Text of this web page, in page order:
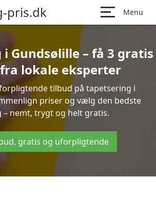
pris.dk Menu
Gundsølille – få 3 gratis
lokale eksperter
tilbud på tapetsering i
priser og vælg den bedste
– nemt, trygt og helt gratis.
gratis og uforpligtende